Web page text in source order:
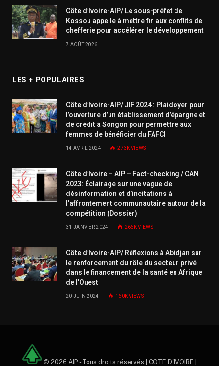
Côte d’Ivoire-AIP/ Le sous-préfet de
Kossou appelle à mettre fin aux conflits de
chefferie pour accélérer le développement
7 AOÛT 2026
LES + POPULAIRES
Côte d’Ivoire-AIP/ JIF 2024 : Plaidoyer pour
l’ouverture d’un établissement d’épargne et
de crédit à Songon pour permettre aux
femmes de bénéficier du FAFCI
14 AVRIL 2024 273K VIEWS
Côte d’Ivoire – AIP – Fact-checking / CAN
2023: Éclairage sur une vague de
désinformation et d’incitations à
l’affrontement communautaire autour de la
compétition (Dossier)
31 JANVIER 2024 266KVIEWS
Côte d’Ivoire-AIP/ Réflexions à Abidjan sur
le renforcement du rôle du secteur privé
dans le financement de la santé en Afrique
de l’Ouest
20 JUIN 2024 160KVIEWS
© 2026 AIP - Tous droits réservés | COTE D'IVOIRE |